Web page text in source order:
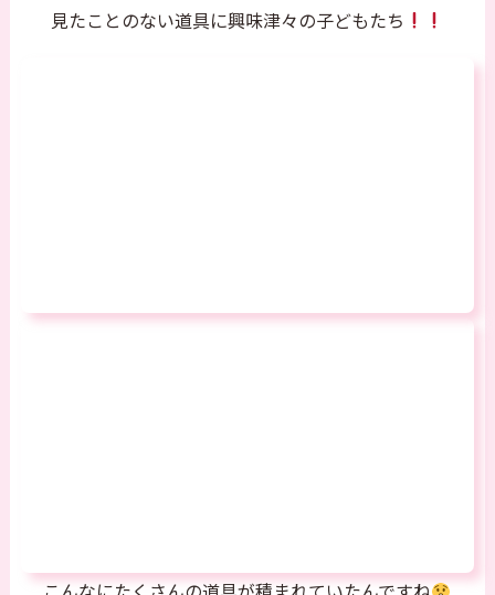
見たことのない道具に興味津々の子どもたち